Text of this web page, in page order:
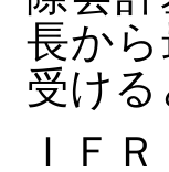
長か
受け
ＩＦ